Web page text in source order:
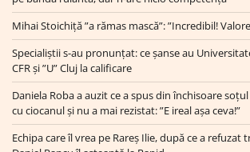
Mihai Stoichiță ”a rămas mască”: ”Incredibil!
Specialiștii s-au pronunțat: ce șanse au
CFR și ”U” Cluj la calificare
Daniela Roba a auzit ce a spus din închisoare
cu ciocanul și nu a mai rezistat: ”E ireal așa ceva!”
Echipa care îl vrea pe Rareș Ilie, după ce a refuzat